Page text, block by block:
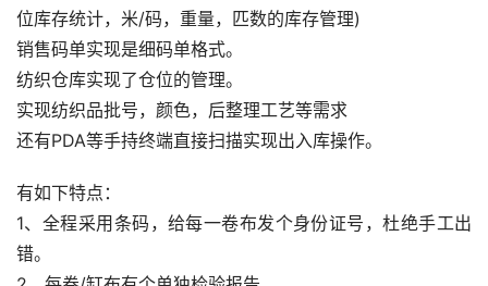
位库存统计，米/码，重量，匹数的库存管理)
销售码单实现是细码单格式。
纺织仓库实现了仓位的管理。
实现纺织品批号，颜色，后整理工艺等需求
还有PDA等手持终端直接扫描实现出入库操作。
有如下特点：
1、全程采用条码，给每一卷布发个身份证号，杜绝手工出
错。